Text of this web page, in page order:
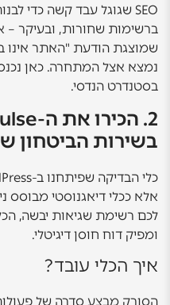
ברשימות שחורות, ובעיקר –
שמוצגת הודעת "האתר אינו
נמצא אצל המתחרה. כאן
בסטנדרט הנדסי.
בשירות הביטחון
ומפיק דוח חוסן דיגיטלי.
איך הכלי עובד?